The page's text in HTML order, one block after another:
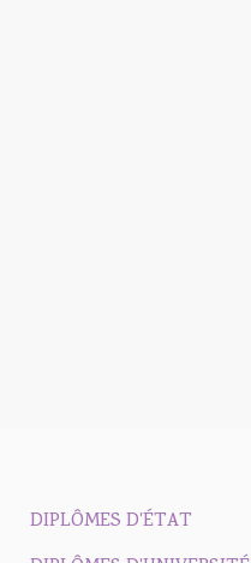
DIPLÔMES D'ÉTAT